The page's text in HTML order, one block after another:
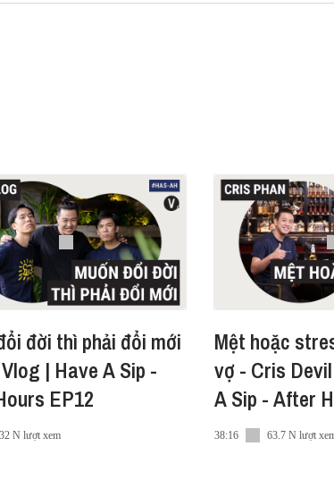
về Sáng Tạo. Ngoài ra bạn cũng có thể
► iOS: https://bit.ly/Messenger-Vietcetera-
● Linkedin: - VN: https://
● Tiktok: https://www.tiktok.com/
#HaveASip #AfterHours #Vietcetera #Podcast
đời thì phải đổi mới
| Have A Sip -
EP12
32 N lượt xem
Mệt hoặc
vợ - Cris
A Sip - After
38:16 63.7 N lượt